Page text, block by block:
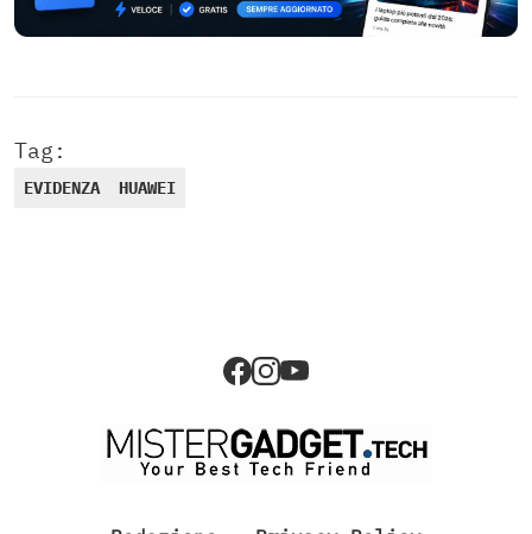
Tag:
EVIDENZA HUAWEI